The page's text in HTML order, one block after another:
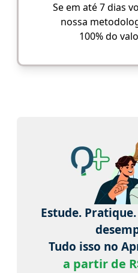
Se em até 7 dias
nossa
100% do
Estude.
Tudo isso no
a partir de